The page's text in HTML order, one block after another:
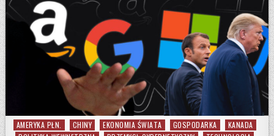
Posted in
AMERYKA PŁN. CHINY EKONOMIA ŚWIATA GOSPODARKA
KANADA